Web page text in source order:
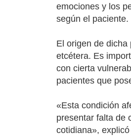
emociones y los
según el paciente.
El origen de
etcétera. Es
con cierta
pacientes que
«Esta condición
presentar falta de
cotidiana»,